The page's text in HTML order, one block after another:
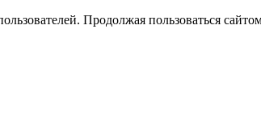
Продолжая пользоваться